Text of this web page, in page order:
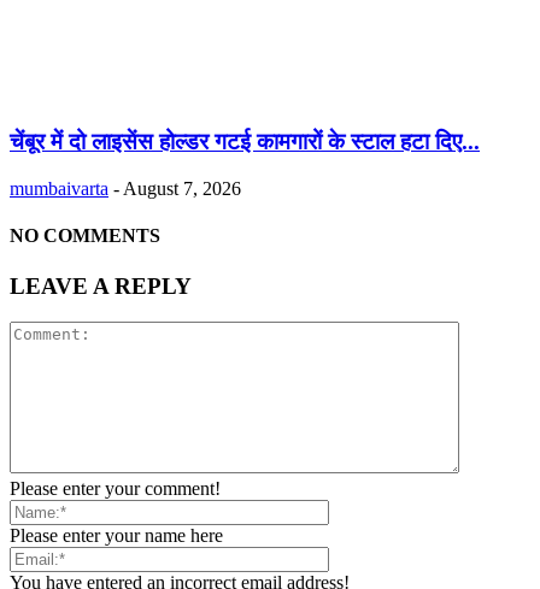
चेंबूर में दो लाइसेंस होल्डर गटई कामगारों के स्टाल हटा दिए...
mumbaivarta - August 7, 2026
NO COMMENTS
LEAVE A REPLY
Please enter your comment!
Please enter your name here
You have entered an incorrect email address!